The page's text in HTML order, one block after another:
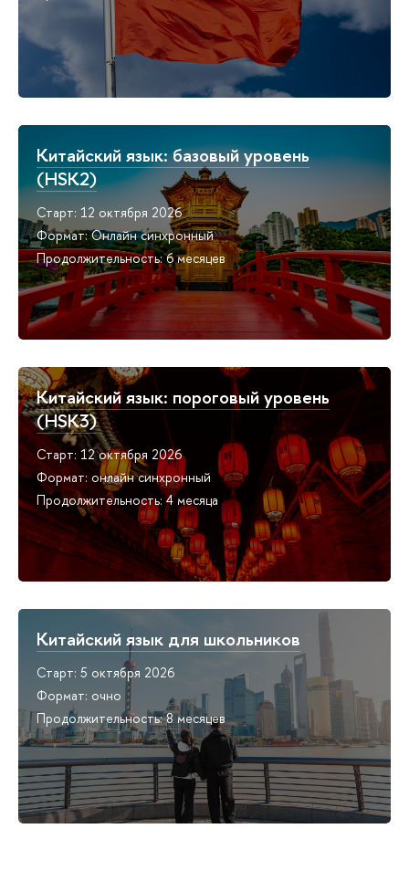
Китайский язык: базовый уровень
(HSK2)
Старт: 12 октября 2026
Формат: Онлайн синхронный
Продолжительность: 6 месяцев
Китайский язык: пороговый уровень
(HSK3)
Старт: 12 октября 2026
Формат: онлайн синхронный
Продолжительность: 4 месяца
Китайский язык для школьников
Старт: 5 октября 2026
Формат: очно
Продолжительность: 8 месяцев